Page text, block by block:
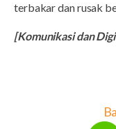
terbakar dan rusak
[Komunikasi dan